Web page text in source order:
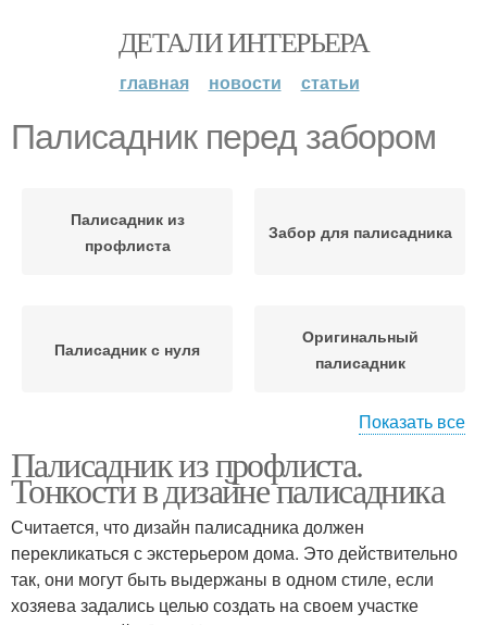
ДЕТАЛИ ИНТЕРЬЕРА
главная новости статьи
Палисадник перед забором
Палисадник из
профлиста
Забор для палисадника
Палисадник с нуля
Оригинальный
палисадник
Идеи для палисадника
Показать все
Палисадник из профлиста.
Тонкости в дизайне палисадника
Считается, что дизайн палисадника должен
перекликаться с экстерьером дома. Это действительно
так, они могут быть выдержаны в одном стиле, если
хозяева задались целью создать на своем участке